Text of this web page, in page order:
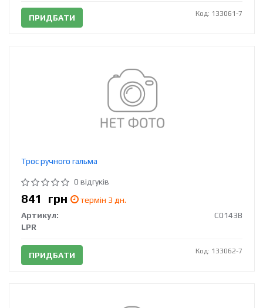
ПРИДБАТИ Код: 133061-7
Трос ручного гальма
0 відгуків
841 грн
термін 3 дн.
Артикул:
C0143B
LPR
ПРИДБАТИ Код: 133062-7